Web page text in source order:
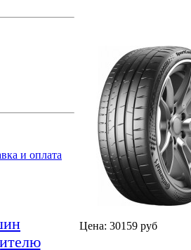
и оплата
Цена: 30159 руб